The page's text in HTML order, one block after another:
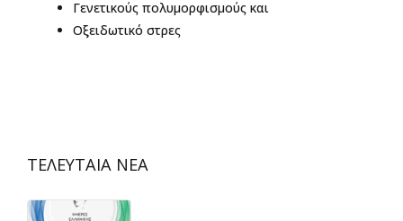
Γενετικούς πολυμορφισμούς και
Οξειδωτικό στρες
ΤΕΛΕΥΤΑΙΑ ΝΕΑ